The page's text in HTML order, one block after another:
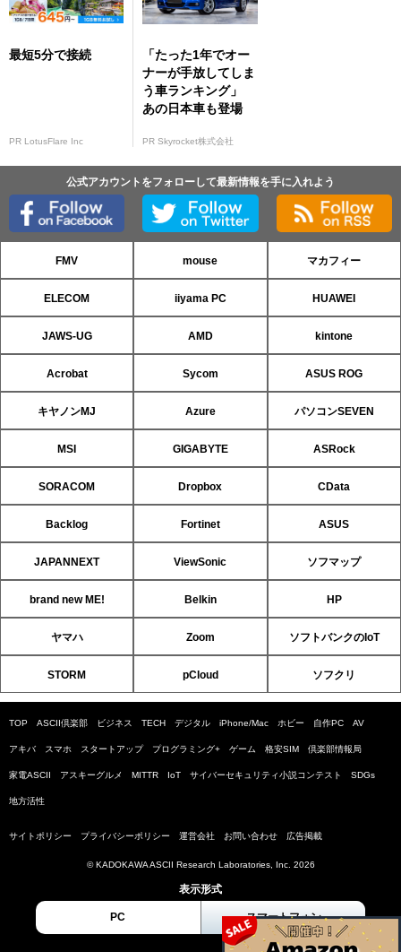
最短5分で接続
PR LotusFlare Inc
「たった1年でオー
ナーが手放してしま
う車ランキング」
あの日本車も登場
PR Skyrocket株式会社
公式アカウントをフォローして最新情報を手に入れよう
FMV mouse マカフィー
ELECOM iiyama PC HUAWEI
JAWS-UG AMD kintone
Acrobat Sycom ASUS ROG
キヤノンMJ Azure パソコンSEVEN
MSI GIGABYTE ASRock
SORACOM Dropbox CData
Backlog Fortinet ASUS
JAPANNEXT ViewSonic ソフマップ
brand new ME! Belkin HP
ヤマハ Zoom ソフトバンクのIoT
STORM pCloud ソフクリ
TOP ASCII倶楽部 ビジネス TECH デジタル iPhone/Mac ホビー 自作PC AV
アキバ スマホ スタートアップ プログラミング+ ゲーム 格安SIM 倶楽部情報局
家電ASCII アスキーグルメ MITTR IoT サイバーセキュリティ小説コンテスト SDGs
地方活性
サイトポリシー プライバシーポリシー 運営会社 お問い合わせ 広告掲載
© KADOKAWA ASCII Research Laboratories, Inc. 2026
表示形式
PC スマートフォン